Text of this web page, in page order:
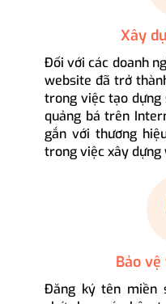
Xây
Đối với các doanh
website đã trở
trong việc tạo dựng
quảng bá trên
gắn với thương
trong việc xây dựng
Bảo
Đăng ký tên miền